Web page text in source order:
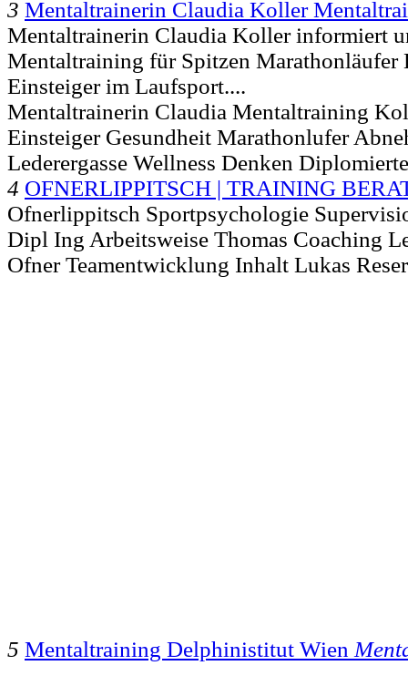
3 Mentaltrainerin Claudia Koller
Mentaltrainerin Claudia Koller informiert
Mentaltraining für Spitzen Marathonläufer
Einsteiger im Laufsport....
Mentaltrainerin Claudia Mentaltraining
Einsteiger Gesundheit Marathonlufer
Lederergasse Wellness Denken Diplomierte
4 OFNERLIPPITSCH | TRAINING
Ofnerlippitsch Sportpsychologie
Dipl Ing Arbeitsweise Thomas Coaching
Ofner Teamentwicklung Inhalt Lukas
5 Mentaltraining Delphinistitut Wien